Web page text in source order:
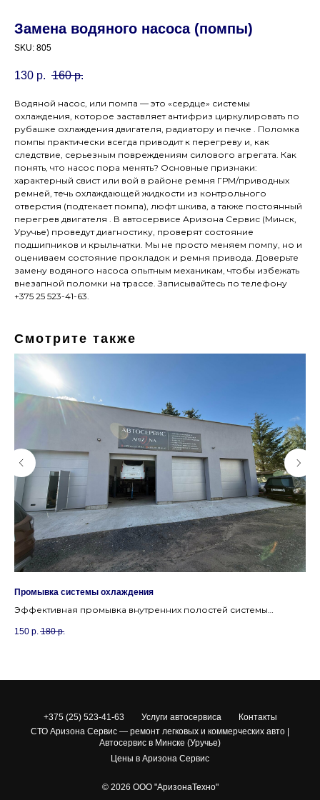
Замена водяного насоса (помпы)
SKU: 805
130 р. 160 р.
Водяной насос, или помпа — это «сердце» системы
охлаждения, которое заставляет антифриз циркулировать по
рубашке охлаждения двигателя, радиатору и печке . Поломка
помпы практически всегда приводит к перегреву и, как
следствие, серьезным повреждениям силового агрегата. Как
понять, что насос пора менять? Основные признаки:
характерный свист или вой в районе ремня ГРМ/приводных
ремней, течь охлаждающей жидкости из контрольного
отверстия (подтекает помпа), люфт шкива, а также постоянный
перегрев двигателя . В автосервисе Аризона Сервис (Минск,
Уручье) проведут диагностику, проверят состояние
подшипников и крыльчатки. Мы не просто меняем помпу, но и
оцениваем состояние прокладок и ремня привода. Доверьте
замену водяного насоса опытным механикам, чтобы избежать
внезапной поломки на трассе. Записывайтесь по телефону
+375 25 523-41-63.
Смотрите также
Промывка системы охлаждения
Эффективная промывка внутренних полостей системы
150 р. 180 р.
+375 (25) 523-41-63 Услуги автосервиса
Контакты
СТО Аризона Сервис — ремонт легковых и коммерческих авто |
Автосервис в Минске (Уручье)
Цены в Аризона Сервис
© 2026 ООО "АризонаТехно"